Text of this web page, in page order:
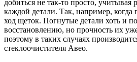
добиться не так-то просто,
каждой детали. Так, например, когда
ход щеток. Погнутые детали хоть и
восстановлению, но прочность их
поэтому в таких случаях
стеклоочистителя Авео.